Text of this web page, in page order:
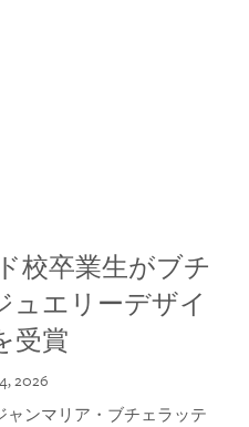
校卒業生がブチ
ュエリーデザイ
受賞
2026
ンマリア・ブチェラッテ